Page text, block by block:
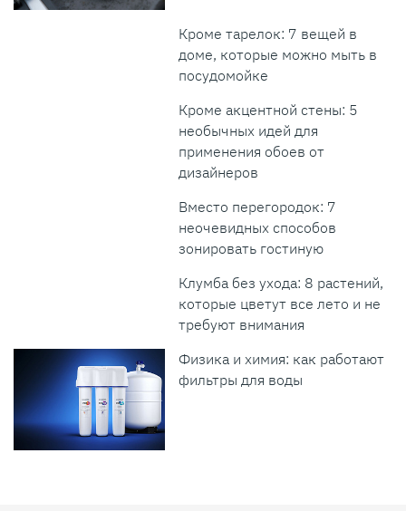
Кроме тарелок: 7 вещей в
доме, которые можно мыть в
посудомойке
Кроме акцентной стены: 5
необычных идей для
применения обоев от
дизайнеров
Вместо перегородок: 7
неочевидных способов
зонировать гостиную
Клумба без ухода: 8 растений,
которые цветут все лето и не
требуют внимания
Физика и химия: как работают
фильтры для воды